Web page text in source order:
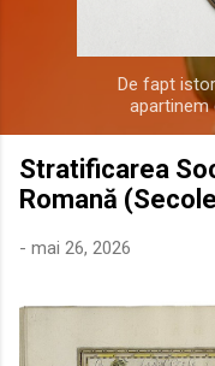
De fapt
apartinem
Stratificarea
Romană
- mai 26, 2026